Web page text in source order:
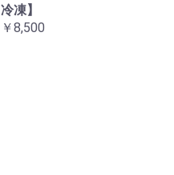
冷凍】
￥8,500